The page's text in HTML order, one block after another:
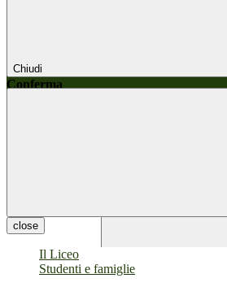
Chiudi
Conferma
close
Il Liceo
Studenti e famiglie